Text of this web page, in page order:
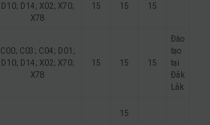
D10; D14; X02; X70;
X78
15 15 15
C00; C03; C04; D01;
D10; D14; X02; X70;
X78
15 15 15
Đào
tạo
tại
Đắk
Lắk
15